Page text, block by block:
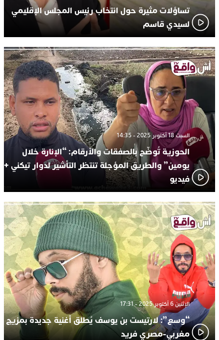
تساؤلات مثيرة حول انتخاب رئيس المجلس الإقليمي
لسيدي قاسم
السبت 18 أكتوبر 2025 - 14:35
الحوزية تُوضّح بالصفقات والأرقام: “الإنارة خلال
يومين” والطريق المؤجلة تنتظر التأشير لدوار تيكني +
فيديو
الإثنين 6 أكتوبر 2025 - 17:31
“وسع”: لارتيست بن يوسف يُطلق أغنية جديدة بمزيج
مغربي-مصري فريد